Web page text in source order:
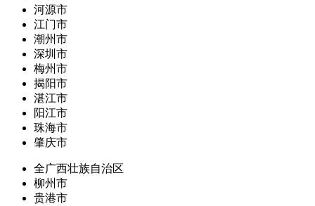
河源市
江门市
潮州市
深圳市
梅州市
揭阳市
湛江市
阳江市
珠海市
肇庆市
全广西壮族自治区
柳州市
贵港市